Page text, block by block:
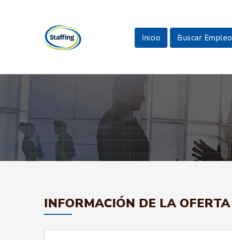
Inicio Buscar Empleo
INFORMACIÓN DE LA OFERTA